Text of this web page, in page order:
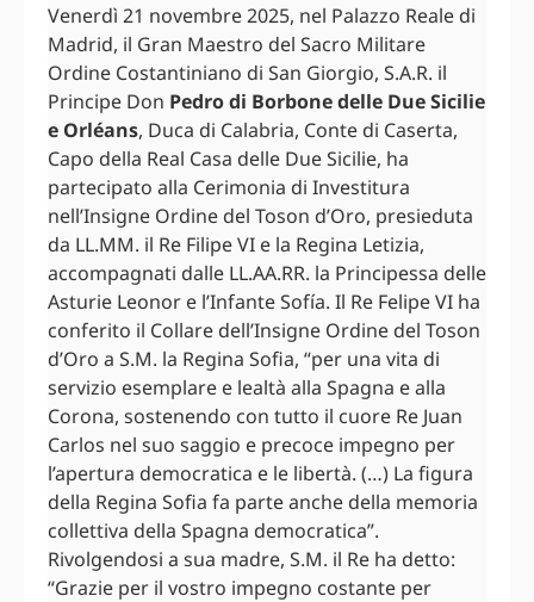
Venerdì 21 novembre 2025, nel Palazzo Reale di
Madrid, il Gran Maestro del Sacro Militare
Ordine Costantiniano di San Giorgio, S.A.R. il
Principe Don Pedro di Borbone delle Due Sicilie
e Orléans, Duca di Calabria, Conte di Caserta,
Capo della Real Casa delle Due Sicilie, ha
partecipato alla Cerimonia di Investitura
nell’Insigne Ordine del Toson d’Oro, presieduta
da LL.MM. il Re Filipe VI e la Regina Letizia,
accompagnati dalle LL.AA.RR. la Principessa delle
Asturie Leonor e l’Infante Sofía. Il Re Felipe VI ha
conferito il Collare dell’Insigne Ordine del Toson
d’Oro a S.M. la Regina Sofia, “per una vita di
servizio esemplare e lealtà alla Spagna e alla
Corona, sostenendo con tutto il cuore Re Juan
Carlos nel suo saggio e precoce impegno per
l’apertura democratica e le libertà. (…) La figura
della Regina Sofia fa parte anche della memoria
collettiva della Spagna democratica”.
Rivolgendosi a sua madre, S.M. il Re ha detto:
“Grazie per il vostro impegno costante per